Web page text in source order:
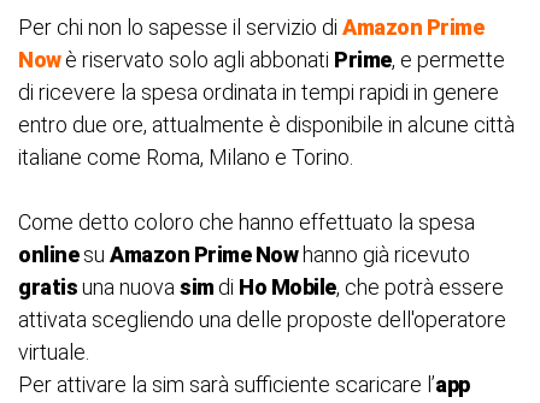
Per chi non lo sapesse il servizio di Amazon Prime
Nowè riservato solo agli abbonati Prime, e permette
di ricevere la spesa ordinata in tempi rapidi in genere
entro due ore, attualmente è disponibile in alcune città
italiane come Roma, Milano e Torino.
Come detto coloro che hanno effettuato la spesa
onlinesu Amazon Prime Now hanno già ricevuto
gratisuna nuovasim di Ho Mobile, che potrà essere
attivata scegliendo una delle proposte dell'operatore
virtuale.
Per attivare la sim sarà sufficiente scaricare l’app